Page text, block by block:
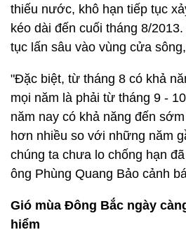
thiếu nước, khô hạn tiếp tục
kéo dài đến cuối tháng 8/
tục lấn sâu vào vùng cửa
"Đặc biệt, từ tháng 8 có khả
mọi năm là phải từ tháng 9 -
năm nay có khả năng đến
hơn nhiều so với những năm
chúng ta chưa lo chống hạn
ông Phùng Quang Bảo cảnh
Gió mùa Đông Bắc ngày
hiểm